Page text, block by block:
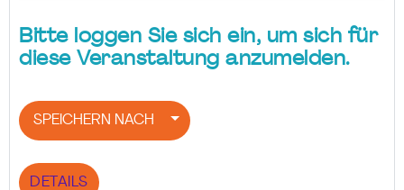
Bitte loggen Sie sich ein, um sich für
diese Veranstaltung anzumelden.
SPEICHERN NACH
DETAILS